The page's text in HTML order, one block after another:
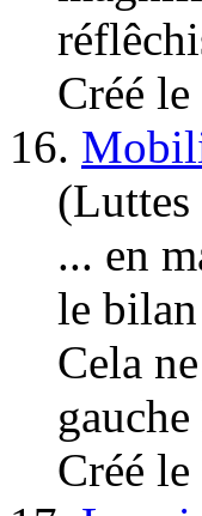
Créé
16.
(Luttes
... en
le
Cela
gauche
Créé